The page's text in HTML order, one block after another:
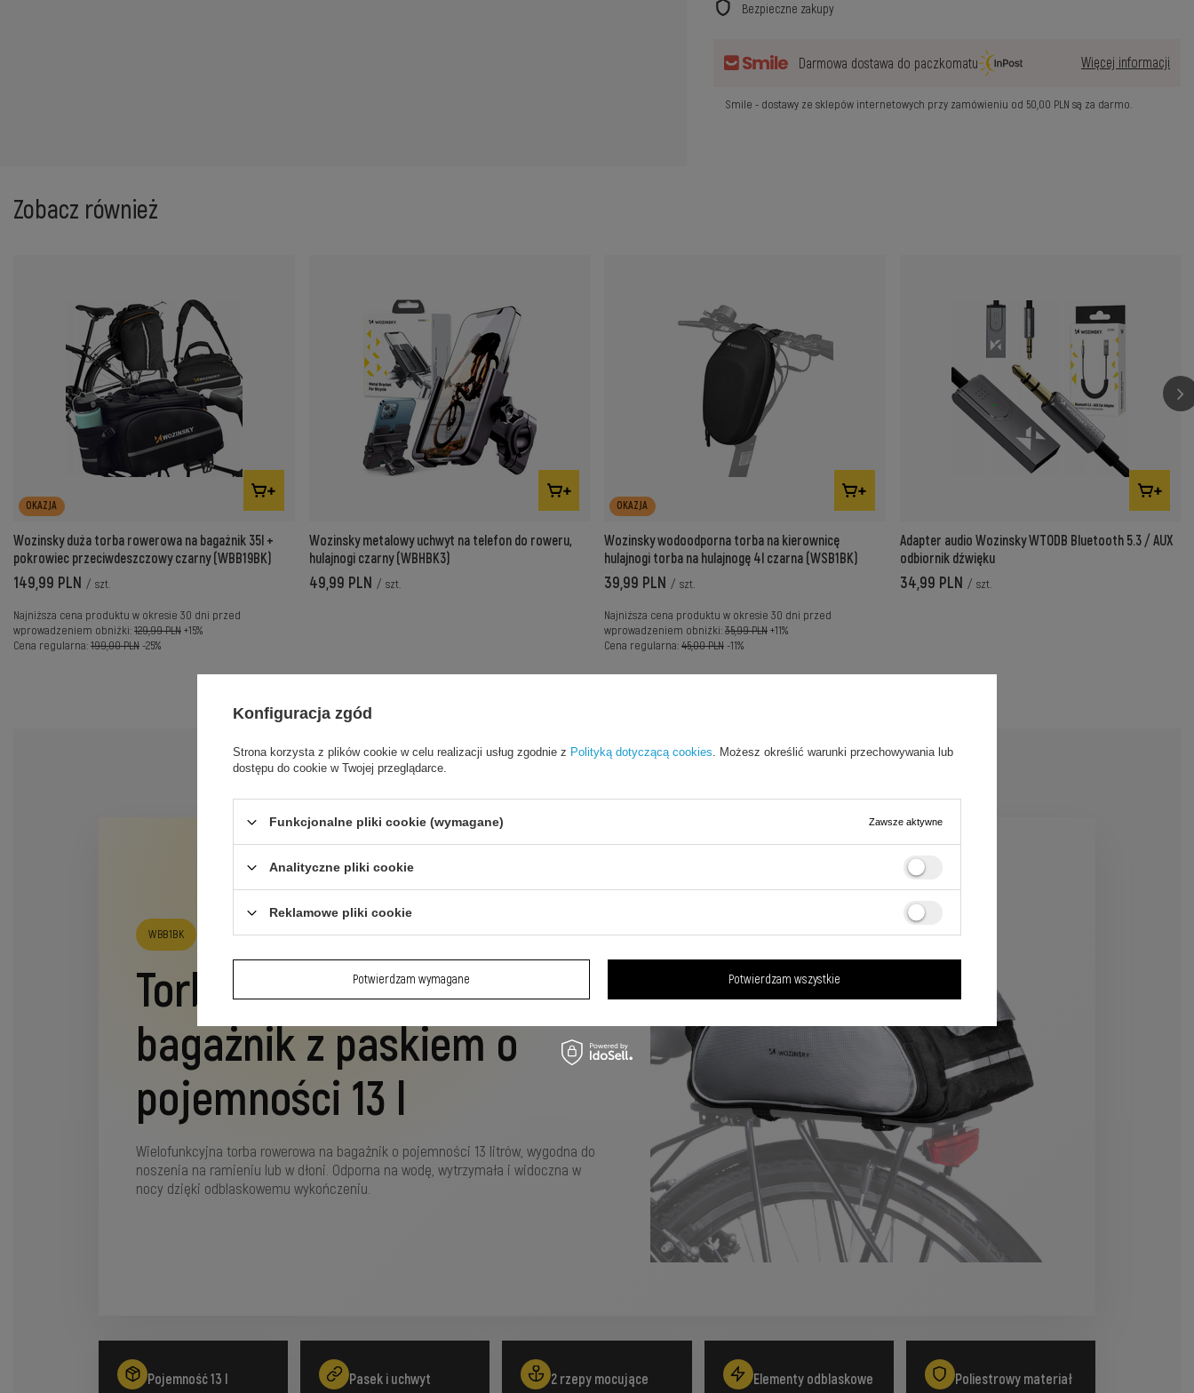
Bezpieczne zakupy
Darmowa dostawa do paczkomatu Więcej informacji
Smile - dostawy ze sklepów internetowych przy zamówieniu od 50,00 PLN są za darmo.
Zobacz również
OKAZJA
Wozinsky duża torba rowerowa na bagażnik 35l +
pokrowiec przeciwdeszczowy czarny (WBB19BK)
149,99 PLN / szt.
Najniższa cena produktu w okresie 30 dni przed
wprowadzeniem obniżki:129,99 PLN+15%
Cena regularna:199,00 PLN-25%
Wozinsky metalowy uchwyt na telefon do roweru,
hulajnogi czarny (WBHBK3)
49,99 PLN / szt.
OKAZJA
Wozinsky wodoodporna torba na kierownicę
hulajnogi torba na hulajnogę 4l czarna (WSB1BK)
39,99 PLN / szt.
Najniższa cena produktu w okresie 30 dni przed
wprowadzeniem obniżki:35,99 PLN+11%
Cena regularna:45,00 PLN-11%
Adapter audio Wozinsky WTODB Bluetooth 5.3 / AUX
odbiornik dźwięku
34,99 PLN / szt.
WBB1BK
Torba rowerowa na
bagażnik z paskiem o
pojemności 13 l
Wielofunkcyjna torba rowerowa na bagażnik o pojemności 13 litrów, wygodna do
noszenia na ramieniu lub w dłoni. Odporna na wodę, wytrzymała i widoczna w
nocy dzięki odblaskowemu wykończeniu.
Pojemność 13 l Pasek i uchwyt 2 rzepy mocujące Elementy odblaskowe Poliestrowy materiał
Konfiguracja zgód
Strona korzysta z plików cookie w celu realizacji usług zgodnie z Polityką dotyczącą cookies. Możesz określić warunki przechowywania lub
dostępu do cookie w Twojej przeglądarce.
Funkcjonalne pliki cookie (wymagane) Zawsze aktywne
Analityczne pliki cookie
Reklamowe pliki cookie
Potwierdzam wymagane Potwierdzam wszystkie